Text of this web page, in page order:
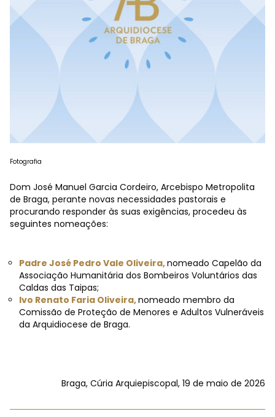
Fotografia
Dom José Manuel Garcia Cordeiro, Arcebispo Metropolita
de Braga, perante novas necessidades pastorais e
procurando responder às suas exigências, procedeu às
seguintes nomeações:
Padre José Pedro Vale Oliveira,nomeado Capelão da
Associação Humanitária dos Bombeiros Voluntários das
Caldas das Taipas;
Ivo Renato Faria Oliveira,nomeado membro da
Comissão de Proteção de Menores e Adultos Vulneráveis
da Arquidiocese de Braga.
Braga, Cúria Arquiepiscopal, 19 de maio de 2026